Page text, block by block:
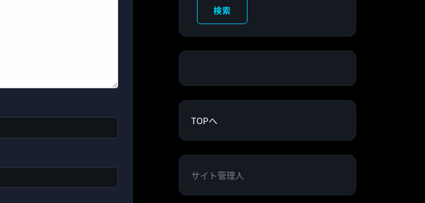
検索
TOPへ
サイト管理人